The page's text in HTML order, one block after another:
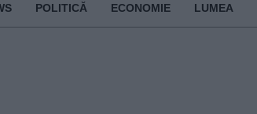
POLITICĂ ECONOMIE LUMEA